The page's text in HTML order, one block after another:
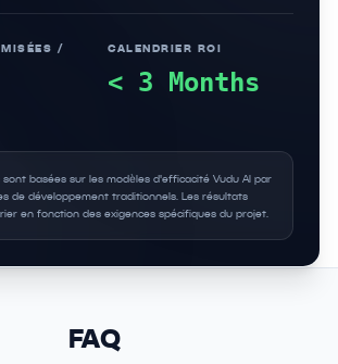
/
CALENDRIER ROI
< 3 Months
basées sur les modèles d'efficacité Vudu AI par
de développement traditionnels. Les résultats
en fonction des exigences spécifiques du projet.
FAQ